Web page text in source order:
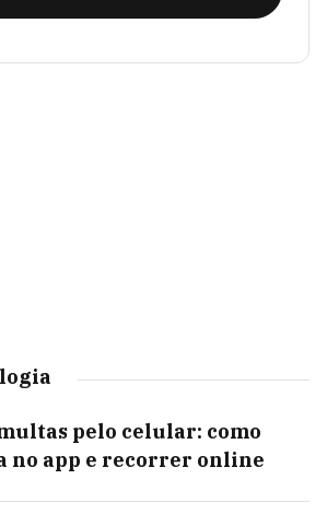
pelo celular: como
no app e recorrer online